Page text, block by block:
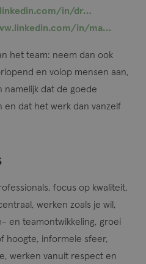
in/dr…
in/ma…
het team: neem dan ook
en volop mensen aan,
namelijk dat de goede
en dat het werk dan vanzelf
focus op kwaliteit,
werken zoals je wil,
en teamontwikkeling, groei
hoogte, informele sfeer,
werken vanuit respect en